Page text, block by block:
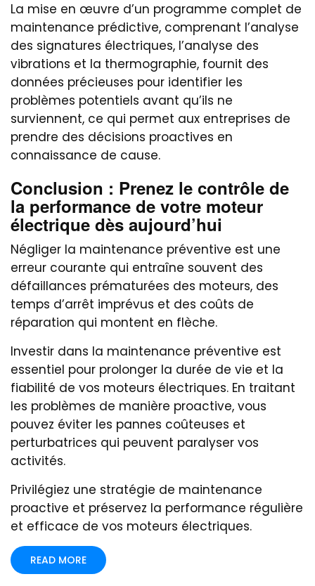
La mise en œuvre d’un programme complet de
maintenance prédictive, comprenant l’analyse
des signatures électriques, l’analyse des
vibrations et la thermographie, fournit des
données précieuses pour identifier les
problèmes potentiels avant qu’ils ne
surviennent, ce qui permet aux entreprises de
prendre des décisions proactives en
connaissance de cause.
Conclusion : Prenez le contrôle de
la performance de votre moteur
électrique dès aujourd’hui
Négliger la maintenance préventive est une
erreur courante qui entraîne souvent des
défaillances prématurées des moteurs, des
temps d’arrêt imprévus et des coûts de
réparation qui montent en flèche.
Investir dans la maintenance préventive est
essentiel pour prolonger la durée de vie et la
fiabilité de vos moteurs électriques. En traitant
les problèmes de manière proactive, vous
pouvez éviter les pannes coûteuses et
perturbatrices qui peuvent paralyser vos
activités.
Privilégiez une stratégie de maintenance
proactive et préservez la performance régulière
et efficace de vos moteurs électriques.
READ MORE